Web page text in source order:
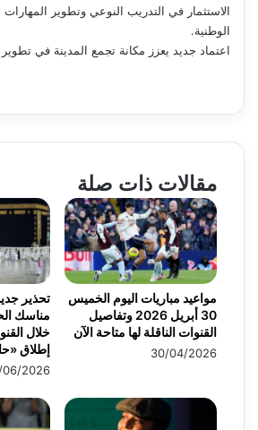
الاستثمار في التدريب النوعي وتطوير المهارات
الوطنية.
اعتماد جديد يعزز مكانة تجمع المدينة في تطوير
مقالات ذات صلة
تحذير
مناسك
خلال
إطلاق
2026
مواعيد مباريات اليوم الخميس
30 أبريل 2026 وتفاصيل
القنوات الناقلة لها متاحة الآن
30/04/2026